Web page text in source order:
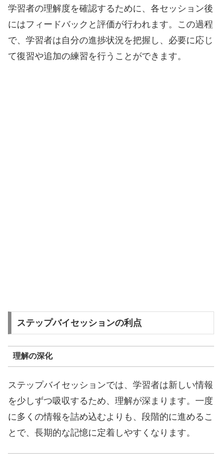
学習者の理解度を確認するために、各セッション後
にはフィードバックと評価が行われます。この過程
で、学習者は自分の進捗状況を把握し、必要に応じ
て復習や追加の練習を行うことができます。
ステップバイセッションの利点
理解の深化
ステップバイセッションでは、学習者は新しい情報
を少しずつ吸収するため、理解が深まります。一度
に多くの情報を詰め込むよりも、段階的に進めるこ
とで、長期的な記憶に定着しやすくなります。